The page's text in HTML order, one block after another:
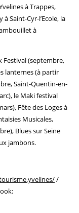
à Trappes,
Saint-Cyr-l’Ecole, la
à
Festival (septembre,
lanternes (à partir
Saint-Quentin-en-
le Maki festival
Fête des Loges à
Musicales,
Blues sur Seine
jambons.
/